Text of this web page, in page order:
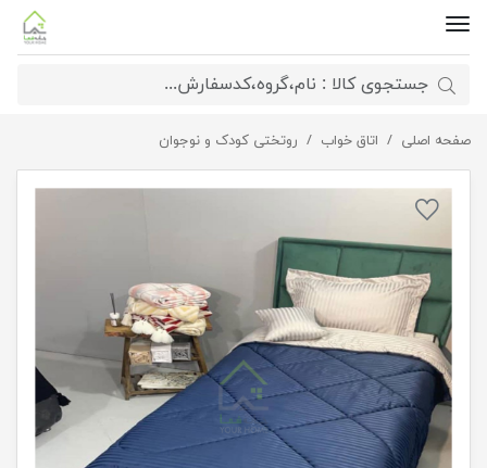
صفحه اصلی اتاق خواب روتختی کودک و نوجوانروتختی هتلی یکنفره سورمه ای،سفید